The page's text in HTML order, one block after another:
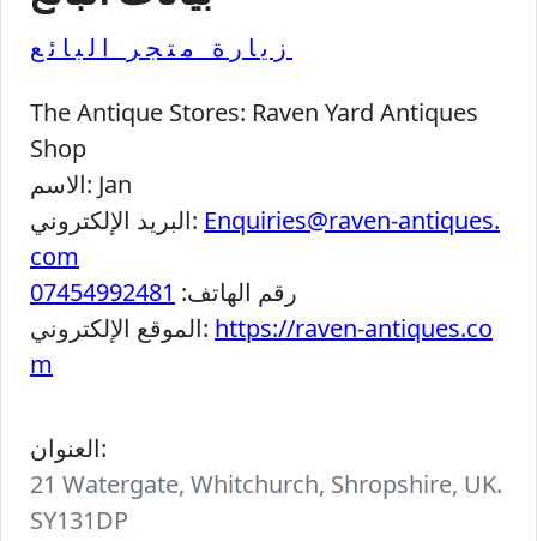
زيارة متجر البائع
The Antique Stores: Raven Yard Antiques
Shop
الاسم: Jan
البريد الإلكتروني: Enquiries@raven-antiques.
com
رقم الهاتف: 07454992481
الموقع الإلكتروني: https://raven-antiques.co
m
العنوان:
21 Watergate, Whitchurch, Shropshire, UK.
SY131DP